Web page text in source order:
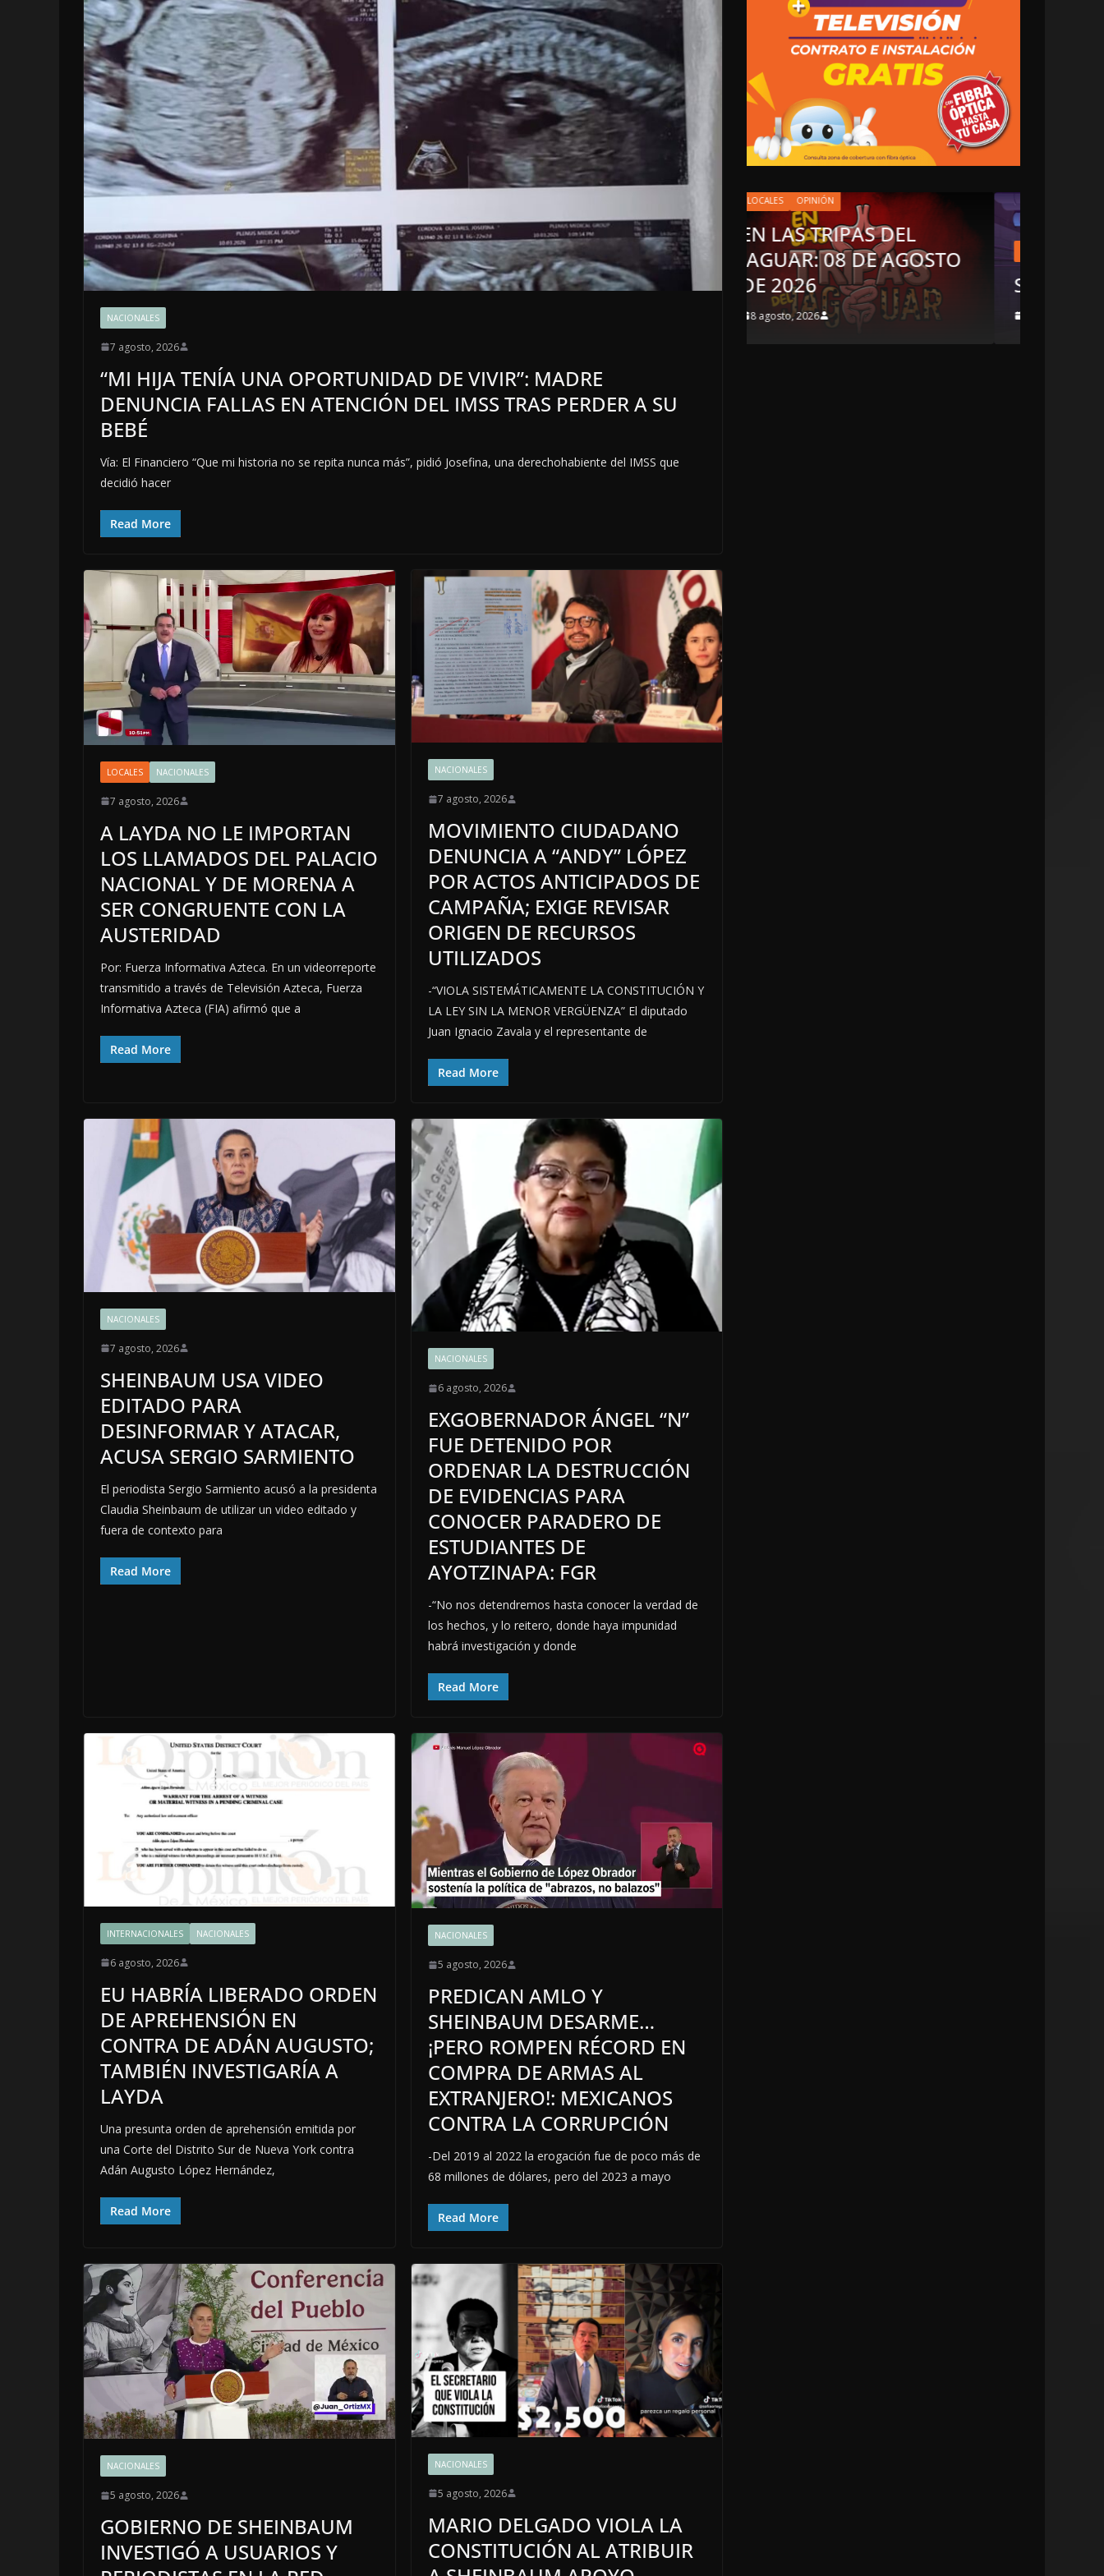
NACIONALES
7 agosto, 2026
“MI HIJA TENÍA UNA OPORTUNIDAD DE VIVIR”: MADRE
DENUNCIA FALLAS EN ATENCIÓN DEL IMSS TRAS PERDER A SU
BEBÉ
Vía: El Financiero “Que mi historia no se repita nunca más”, pidió Josefina, una derechohabiente del IMSS que
decidió hacer
Read More
LOCALES NACIONALES
7 agosto, 2026
A LAYDA NO LE IMPORTAN
LOS LLAMADOS DEL PALACIO
NACIONAL Y DE MORENA A
SER CONGRUENTE CON LA
AUSTERIDAD
Por: Fuerza Informativa Azteca. En un videorreporte
transmitido a través de Televisión Azteca, Fuerza
Informativa Azteca (FIA) afirmó que a
Read More
NACIONALES
7 agosto, 2026
MOVIMIENTO CIUDADANO
DENUNCIA A “ANDY” LÓPEZ
POR ACTOS ANTICIPADOS DE
CAMPAÑA; EXIGE REVISAR
ORIGEN DE RECURSOS
UTILIZADOS
-“VIOLA SISTEMÁTICAMENTE LA CONSTITUCIÓN Y
LA LEY SIN LA MENOR VERGÜENZA” El diputado
Juan Ignacio Zavala y el representante de
Read More
NACIONALES
7 agosto, 2026
SHEINBAUM USA VIDEO
EDITADO PARA
DESINFORMAR Y ATACAR,
ACUSA SERGIO SARMIENTO
El periodista Sergio Sarmiento acusó a la presidenta
Claudia Sheinbaum de utilizar un video editado y
fuera de contexto para
Read More
NACIONALES
6 agosto, 2026
EXGOBERNADOR ÁNGEL “N”
FUE DETENIDO POR
ORDENAR LA DESTRUCCIÓN
DE EVIDENCIAS PARA
CONOCER PARADERO DE
ESTUDIANTES DE
AYOTZINAPA: FGR
-“No nos detendremos hasta conocer la verdad de
los hechos, y lo reitero, donde haya impunidad
habrá investigación y donde
Read More
INTERNACIONALES NACIONALES
6 agosto, 2026
EU HABRÍA LIBERADO ORDEN
DE APREHENSIÓN EN
CONTRA DE ADÁN AUGUSTO;
TAMBIÉN INVESTIGARÍA A
LAYDA
Una presunta orden de aprehensión emitida por
una Corte del Distrito Sur de Nueva York contra
Adán Augusto López Hernández,
Read More
NACIONALES
5 agosto, 2026
PREDICAN AMLO Y
SHEINBAUM DESARME…
¡PERO ROMPEN RÉCORD EN
COMPRA DE ARMAS AL
EXTRANJERO!: MEXICANOS
CONTRA LA CORRUPCIÓN
-Del 2019 al 2022 la erogación fue de poco más de
68 millones de dólares, pero del 2023 a mayo
Read More
NACIONALES
5 agosto, 2026
GOBIERNO DE SHEINBAUM
INVESTIGÓ A USUARIOS Y
NACIONALES
5 agosto, 2026
MARIO DELGADO VIOLA LA
CONSTITUCIÓN AL ATRIBUIR
EN LAS TRIPAS DEL
JAGUAR: 07 DE AGOSTO
DE 2026
EN LAS TRIPAS DEL
JAGUAR: 08 DE AGOSTO
DE 2026
OPINIÓN
SE DERRUMBA EL MITO
7 agosto, 2026